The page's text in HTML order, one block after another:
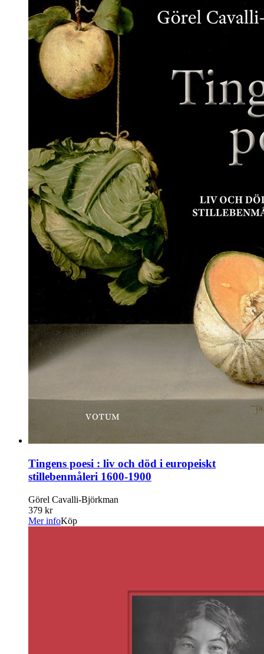
Tingens poesi : liv och död i europeiskt
stillebenmåleri 1600-1900
Görel Cavalli-Björkman
379 kr
Mer infoKöp